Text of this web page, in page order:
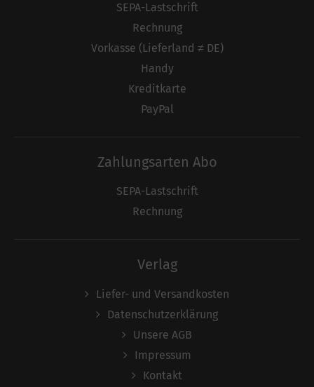
SEPA-Lastschrift
Rechnung
Vorkasse (Lieferland ≠ DE)
Handy
Kreditkarte
PayPal
Zahlungsarten Abo
SEPA-Lastschrift
Rechnung
Verlag
Liefer- und Versandkosten
Datenschutzerklärung
Unsere AGB
Impressum
Kontakt